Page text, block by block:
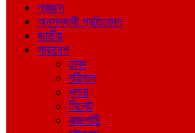
প্রচ্ছদ
অনুসন্ধানী প্রতিবেদন
জাতীয়
সারাদেশ
ঢাকা
বরিশাল
খুলনা
সিলেট
রাজশাহী